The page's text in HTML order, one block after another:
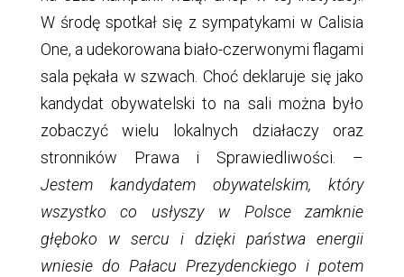
W środę spotkał się z sympatykami w Calisia
One, a udekorowana biało-czerwonymi flagami
sala pękała w szwach. Choć deklaruje się jako
kandydat obywatelski to na sali można było
zobaczyć wielu lokalnych działaczy oraz
stronników Prawa i Sprawiedliwości. –
Jestem kandydatem obywatelskim, który
wszystko co usłyszy w Polsce zamknie
głęboko w sercu i dzięki państwa energii
wniesie do Pałacu Prezydenckiego i potem